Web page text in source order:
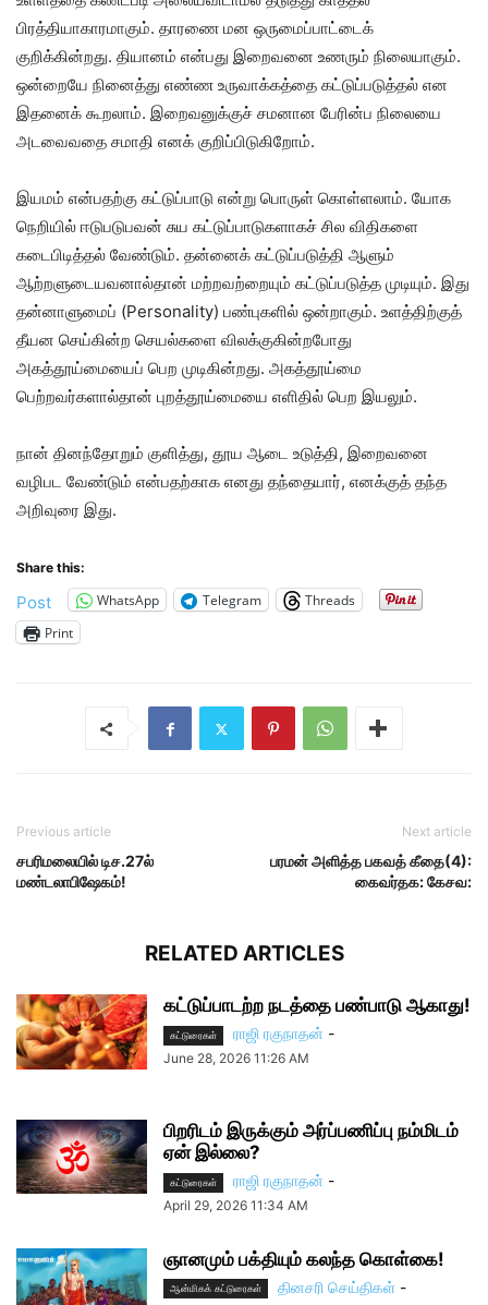
பிரத்தியாகாரமாகும். தாரணை மன ஒருமைப்பாட்டைக்
குறிக்கின்றது. தியானம் என்பது இறைவனை உணரும் நிலையாகும்.
ஒன்றையே நினைத்து எண்ண உருவாக்கத்தை கட்டுப்படுத்தல் என
இதனைக் கூறலாம். இறைவனுக்குச் சமனான பேரின்ப நிலையை
அடவைவதை சமாதி எனக் குறிப்பிடுகிறோம்.
இயமம் என்பதற்கு கட்டுப்பாடு என்று பொருள் கொள்ளலாம். யோக
நெறியில் ஈடுபடுபவன் சுய கட்டுப்பாடுகளாகச் சில விதிகளை
கடைபிடித்தல் வேண்டும். தன்னைக் கட்டுப்படுத்தி ஆளும்
ஆற்றளுடையவனால்தான் மற்றவற்றையும் கட்டுப்படுத்த முடியும். இது
தன்னாளுமைப் (Personality) பண்புகளில் ஒன்றாகும். உளத்திற்குத்
தீயன செய்கின்ற செயல்களை விலக்குகின்றபோது
அகத்தூய்மையைப் பெற முடிகின்றது. அகத்தூய்மை
பெற்றவர்களால்தான் புறத்தூய்மையை எளிதில் பெற இயலும்.
நான் தினந்தோறும் குளித்து, தூய ஆடை உடுத்தி, இறைவனை
வழிபட வேண்டும் என்பதற்காக எனது தந்தையார், எனக்குத் தந்த
அறிவுரை இது.
Share this:
Post WhatsApp Telegram
Threads
Print
Previous article
சபரிமலையில் டிச.27ல்
மண்டலாபிஷேகம்!
Next article
பரமன் அளித்த பகவத் கீதை(4):
கைவர்தக: கேசவ:
RELATED ARTICLES
கட்டுப்பாடற்ற நடத்தை பண்பாடு ஆகாது!
கட்டுரைகள் ராஜி ரகுநாதன் -
June 28, 2026 11:26 AM
பிறரிடம் இருக்கும் அர்ப்பணிப்பு நம்மிடம்
ஏன் இல்லை?
கட்டுரைகள் ராஜி ரகுநாதன் -
April 29, 2026 11:34 AM
ஞானமும் பக்தியும் கலந்த கொள்கை!
ஆன்மிகக் கட்டுரைகள் தினசரி செய்திகள் -